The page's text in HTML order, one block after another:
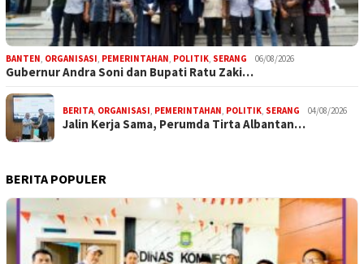
BANTEN ORGANISASI PEMERINTAHAN POLITIK SERANG 06/08/2026
Gubernur Andra Soni dan Bupati Ratu Zaki…
BERITA ORGANISASI PEMERINTAHAN POLITIK SERANG 04/08/2026
Jalin Kerja Sama, Perumda Tirta Albantan…
BERITA POPULER